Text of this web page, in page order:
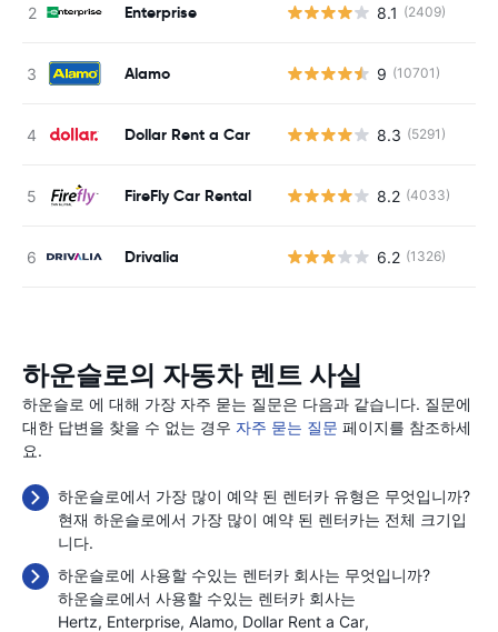
Enterprise 8.1 (2409)
Alamo 9 (10701)
Dollar Rent a Car 8.3 (5291)
FireFly Car Rental 8.2 (4033)
Drivalia 6.2 (1326)
하운슬로의 자동차 렌트 사실
하운슬로 에 대해 가장 자주 묻는 질문은 다음과 같습니다. 질문에
대한 답변을 찾을 수 없는 경우 자주 묻는 질문 페이지를 참조하세
요.
하운슬로에서 가장 많이 예약 된 렌터카 유형은 무엇입니까?
현재 하운슬로에서 가장 많이 예약 된 렌터카는 전체 크기입
니다.
하운슬로에 사용할 수있는 렌터카 회사는 무엇입니까?
하운슬로에서 사용할 수있는 렌터카 회사는
Hertz Enterprise Alamo Dollar Rent a Car